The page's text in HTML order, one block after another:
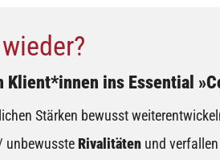
ins Essential
Stärken bewusst
unbewussteRivalitäten und